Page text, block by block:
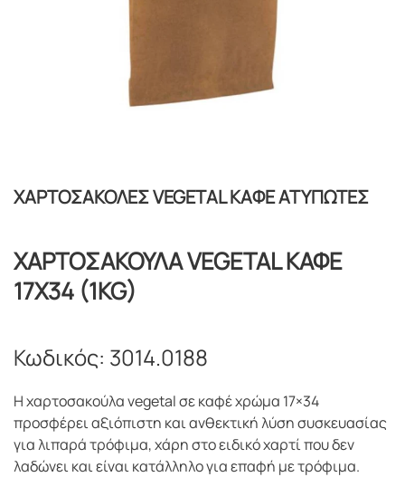
ΧΑΡΤΟΣΑΚΟΛΕΣ VEGETAL ΚΑΦΕ ΑΤΥΠΩΤΕΣ
ΧΑΡΤΟΣΑΚΟΥΛΑ VEGETAL ΚΑΦΕ
17X34 (1KG)
Κωδικός: 3014.0188
Η χαρτοσακούλα vegetal σε καφέ χρώμα 17×34
προσφέρει αξιόπιστη και ανθεκτική λύση συσκευασίας
για λιπαρά τρόφιμα, χάρη στο ειδικό χαρτί που δεν
λαδώνει και είναι κατάλληλο για επαφή με τρόφιμα.